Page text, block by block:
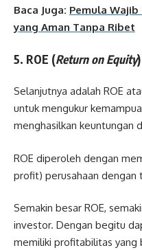
Baca Juga: Pemula Wajib
yang Aman Tanpa Ribet
5. ROE (Return on Equity)
Selanjutnya adalah ROE
untuk mengukur
menghasilkan keuntungan
ROE diperoleh dengan
profit) perusahaan dengan
Semakin besar ROE,
investor. Dengan begitu
memiliki profitabilitas yang